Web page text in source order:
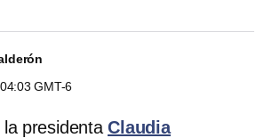
GMT-6
presidenta Claudia